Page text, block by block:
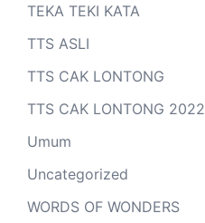
TEKA TEKI KATA
TTS ASLI
TTS CAK LONTONG
TTS CAK LONTONG 2022
Umum
Uncategorized
WORDS OF WONDERS